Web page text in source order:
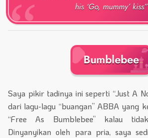
his ‘Go, mummy’ kiss”
Bumblebee
Saya pikir tadinya ini seperti “Just A
dari lagu-lagu “buangan” ABBA yang
“Free As Bumblebee” kalau
Dinyanyikan oleh para pria, saya